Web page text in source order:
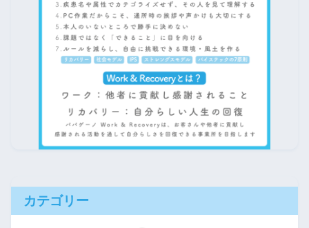
カテゴリー